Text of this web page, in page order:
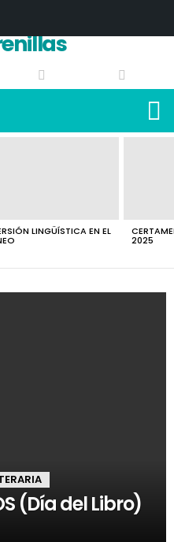
LINGÜÍSTICA EN EL
2025
(Día del Libro)